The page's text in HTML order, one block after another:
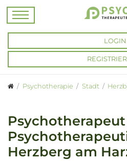
LOGIN
Psychotherapie Stadt
Herzberg am